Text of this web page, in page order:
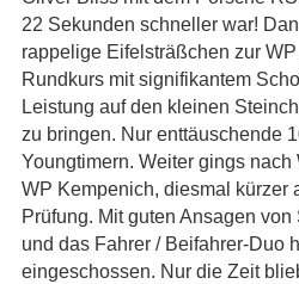
22 Sekunden schneller war!
rappelige Eifelsträßchen zur WP
Rundkurs mit signifikantem
Leistung auf den kleinen
zu bringen. Nur enttäuschende
Youngtimern. Weiter gings nach
WP Kempenich, diesmal kürzer
Prüfung. Mit guten Ansagen
und das Fahrer / Beifahrer-Duo
eingeschossen. Nur die Zeit